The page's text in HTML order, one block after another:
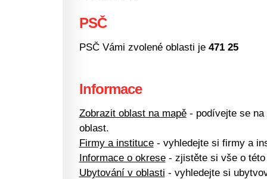
PSČ
PSČ Vámi zvolené oblasti je 471 25
Informace
Zobrazit oblast na mapě- podívejte se na
oblast.
Firmy a instituce- vyhledejte si firmy a
Informace o okrese- zjistěte si vše o této
Ubytování v oblasti - vyhledejte si